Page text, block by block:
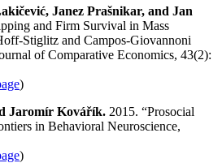
Janez Prašnikar, and Jan
and Firm Survival in Mass
Stiglitz and Campos-Giovannoni
of Comparative Economics, 43(2):
)
Jaromír Kovářík. 2015. “Prosocial
in Behavioral Neuroscience,
)